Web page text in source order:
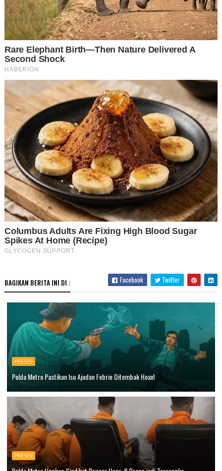
BAGIKAN BERITA INI DI : Facebook Twitter
PRESISI
Polda Metro Pastikan Isu Ajudan Febrie Ditembak Hoax!
PRESISI